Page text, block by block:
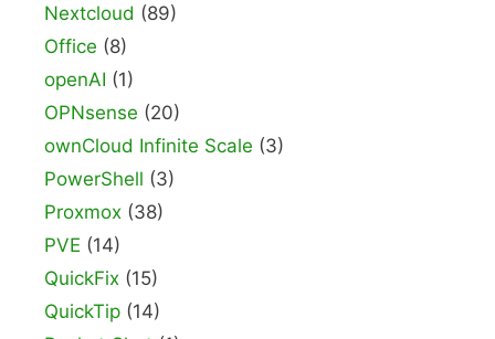
Nextcloud (89)
Office (8)
openAI (1)
OPNsense (20)
ownCloud Infinite Scale (3)
PowerShell (3)
Proxmox (38)
PVE (14)
QuickFix (15)
QuickTip (14)